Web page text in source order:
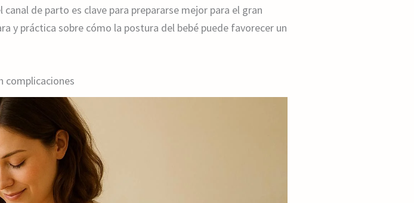
de parto es clave para prepararse mejor para el gran
y práctica sobre cómo la postura del bebé puede favorecer un
complicaciones